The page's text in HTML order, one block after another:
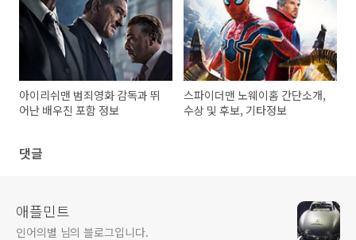
아이리쉬맨 범죄영화 감독과 뛰
어난 배우진 포함 정보
스파이더맨 노웨이홈 간단소개,
수상 및 후보, 기타정보
댓글
애플민트
인어의별 님의 블로그입니다.